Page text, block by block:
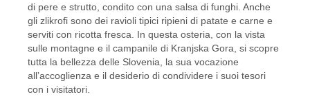
di pere e strutto, condito con una salsa di funghi. Anche
gli zlikrofi sono dei ravioli tipici ripieni di patate e carne e
serviti con ricotta fresca. In questa osteria, con la vista
sulle montagne e il campanile di Kranjska Gora, si scopre
tutta la bellezza delle Slovenia, la sua vocazione
all’accoglienza e il desiderio di condividere i suoi tesori
con i visitatori.